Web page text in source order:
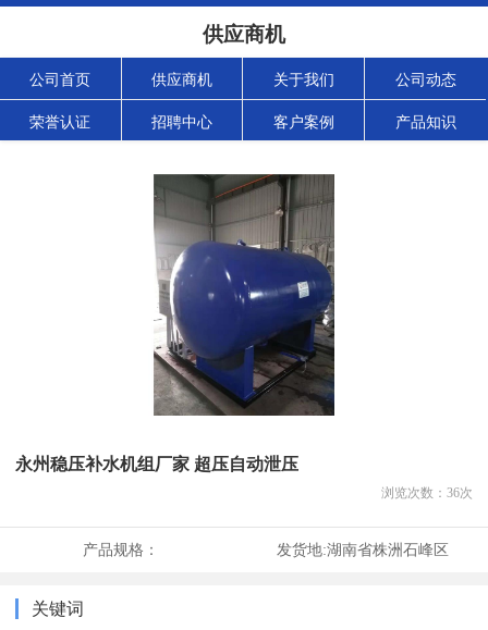
供应商机
公司首页 供应商机 关于我们 公司动态
荣誉认证 招聘中心 客户案例 产品知识
永州稳压补水机组厂家 超压自动泄压
浏览次数： 36次
产品规格： 发货地:湖南省株洲石峰区
关键词